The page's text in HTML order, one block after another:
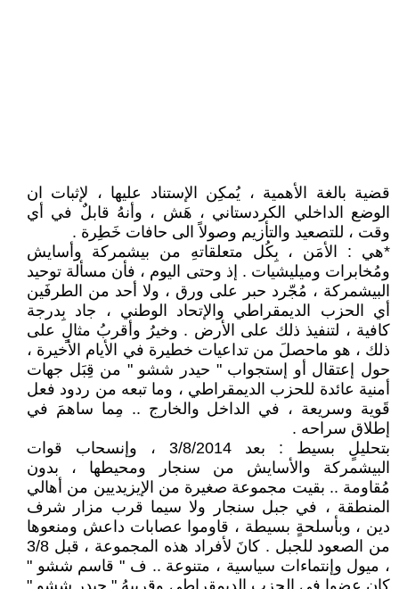
قضية بالغة الأهمية ، يُمكِن الإستناد عليها ، لإثبات ان
الوضع الداخلي الكردستاني ، هَش ، وأنهُ قابلٌ في أي
وقت ، للتصعيد والتأزيم وصولاً الى حافات خَطِرة .
*هي : الأمَن ، بِكُل متعلقاتهِ من بيشمركة وأسايش
ومُخابرات وميليشيات . إذ وحتى اليوم ، فأن مسألة توحيد
البيشمركة ، مُجّرد حبر على ورق ، ولا أحد من الطرفَين
أي الحزب الديمقراطي والإتحاد الوطني ، جاد بِدرجة
كافية ، لتنفيذ ذلك على الأرض . وخيرُ وأقربُ مثالٍ على
ذلك ، هو ماحصلَ من تداعيات خطيرة في الأيام الأخيرة ،
حول إعتقال أو إستجواب " حيدر ششو " من قِبَل جهات
أمنية عائدة للحزب الديمقراطي ، وما تبعه من ردود فعل
قَوية وسريعة ، في الداخل والخارج .. مِما ساهمَ في
إطلاق سراحه .
بتحليلٍ بسيط : بعد 3/8/2014 ، وإنسحاب قوات
البيشمركة والأسايش من سنجار ومحيطها ، بدون
مُقاومة .. بقيت مجموعة صغيرة من الإيزيديين من أهالي
المنطقة ، في جبل سنجار ولا سيما قرب مزار شرف
دين ، وبأسلحةٍ بسيطة ، قاوموا عصابات داعش ومنعوها
من الصعود للجبل . كانَ لأفراد هذه المجموعة ، قبل 3/8
، ميول وإنتماءات سياسية ، متنوعة .. ف " قاسم ششو "